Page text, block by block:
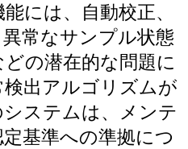
には、自動校正、
常なサンプル状態
の潜在的な問題に
出アルゴリズムが
ステムは、メンテ
基準への準拠につ